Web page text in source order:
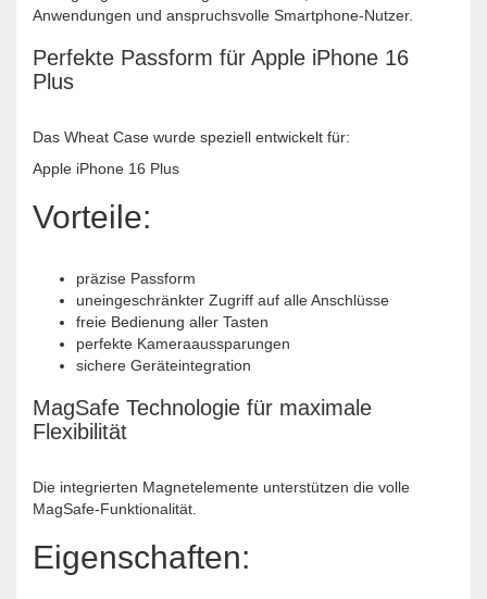
Anwendungen und anspruchsvolle Smartphone-Nutzer.
Perfekte Passform für Apple iPhone 16
Plus
Das Wheat Case wurde speziell entwickelt für:
Apple iPhone 16 Plus
Vorteile:
präzise Passform
uneingeschränkter Zugriff auf alle Anschlüsse
freie Bedienung aller Tasten
perfekte Kameraaussparungen
sichere Geräteintegration
MagSafe Technologie für maximale
Flexibilität
Die integrierten Magnetelemente unterstützen die volle
MagSafe-Funktionalität.
Eigenschaften: